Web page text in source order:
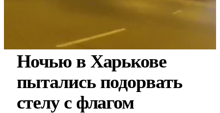
Ночью в Харькове
пытались подорвать
стелу с флагом